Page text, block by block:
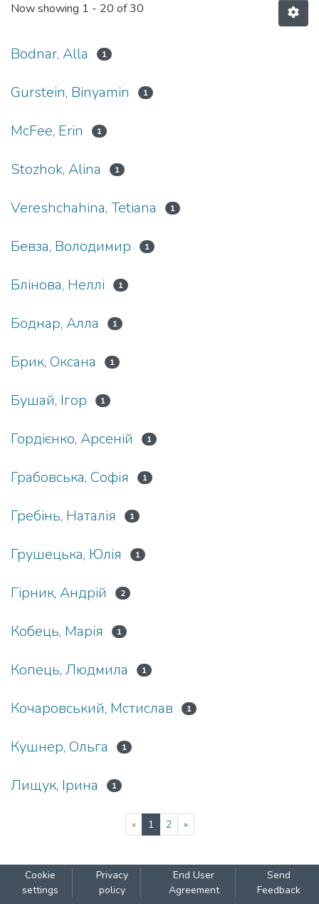
Now showing 1 - 20 of 30
Bodnar, Alla 1
Gurstein, Binyamin 1
McFee, Erin 1
Stozhok, Alina 1
Vereshchahina, Tetiana 1
Бевза, Володимир 1
Блінова, Неллі 1
Боднар, Алла 1
Брик, Оксана 1
Бушай, Ігор 1
Гордієнко, Арсеній 1
Грабовська, Софія 1
Гребінь, Наталія 1
Грушецька, Юлія 1
Гірник, Андрій 2
Кобець, Марія 1
Копець, Людмила 1
Кочаровський, Мстислав 1
Кушнер, Ольга 1
Лищук, Ірина 1
« 1(current)
2 »
Cookie
settings
Privacy
policy
End User
Agreement
Send
Feedback